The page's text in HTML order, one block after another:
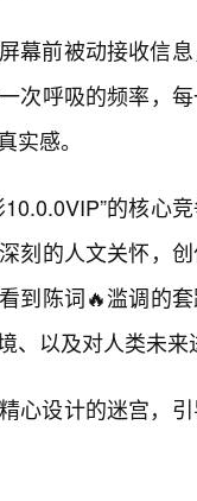
幕前被动接收信
次呼吸的频率，
实感。
的核心
刻的人文关怀，
到陈词🔥滥调的
、以及对人类未来
心设计的迷宫，